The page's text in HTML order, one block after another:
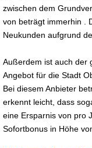
zwischen dem
von beträgt immerhin .
Neukunden aufgrund
Außerdem ist auch der
Angebot für die Stadt
Bei diesem Anbieter
erkennt leicht, dass
eine Ersparnis von pro
Sofortbonus in Höhe